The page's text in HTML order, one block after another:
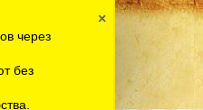
через
без
×